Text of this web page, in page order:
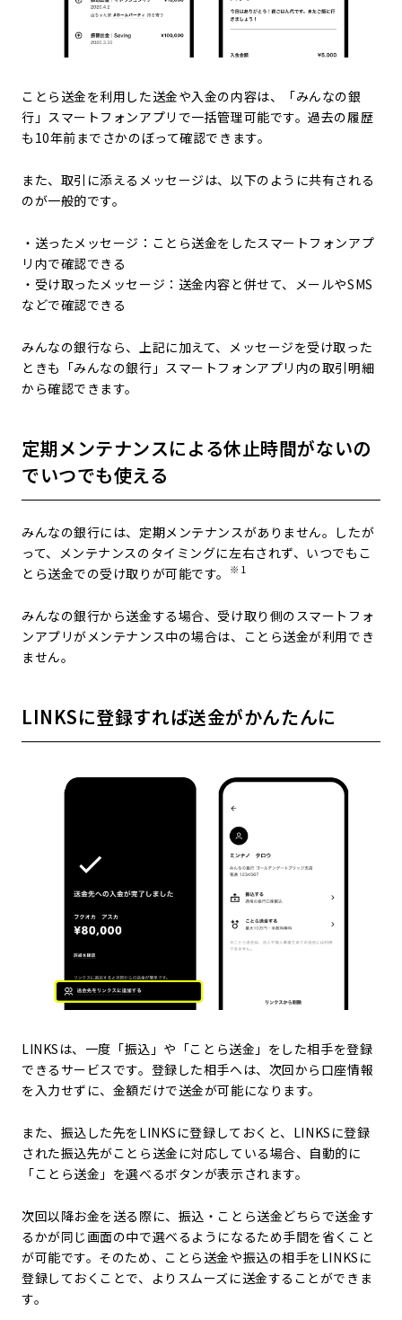
ことら送金を利用した送金や入金の内容は、「みんなの銀
行」スマートフォンアプリで一括管理可能です。過去の履歴
も10年前までさかのぼって確認できます。
また、取引に添えるメッセージは、以下のように共有される
のが一般的です。
・送ったメッセージ：ことら送金をしたスマートフォンアプ
リ内で確認できる
・受け取ったメッセージ：送金内容と併せて、メールやSMS
などで確認できる
みんなの銀行なら、上記に加えて、メッセージを受け取った
ときも「みんなの銀行」スマートフォンアプリ内の取引明細
から確認できます。
定期メンテナンスによる休止時間がないの
でいつでも使える
みんなの銀行には、定期メンテナンスがありません。したが
って、メンテナンスのタイミングに左右されず、いつでもこ
とら送金での受け取りが可能です。
※1
みんなの銀行から送金する場合、受け取り側のスマートフォ
ンアプリがメンテナンス中の場合は、ことら送金が利用でき
ません。
LINKSに登録すれば送金がかんたんに
LINKSは、一度「振込」や「ことら送金」をした相手を登録
できるサービスです。登録した相手へは、次回から口座情報
を入力せずに、金額だけで送金が可能になります。
また、振込した先をLINKSに登録しておくと、LINKSに登録
された振込先がことら送金に対応している場合、自動的に
「ことら送金」を選べるボタンが表示されます。
次回以降お金を送る際に、振込・ことら送金どちらで送金す
るかが同じ画面の中で選べるようになるため手間を省くこと
が可能です。そのため、ことら送金や振込の相手をLINKSに
登録しておくことで、よりスムーズに送金することができま
す。